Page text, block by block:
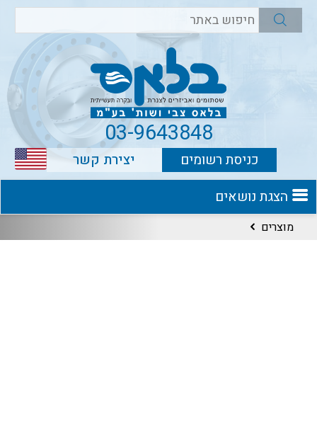
03-9643848
יצירת קשר
כניסת רשומים
הצגת נושאים
מוצרים